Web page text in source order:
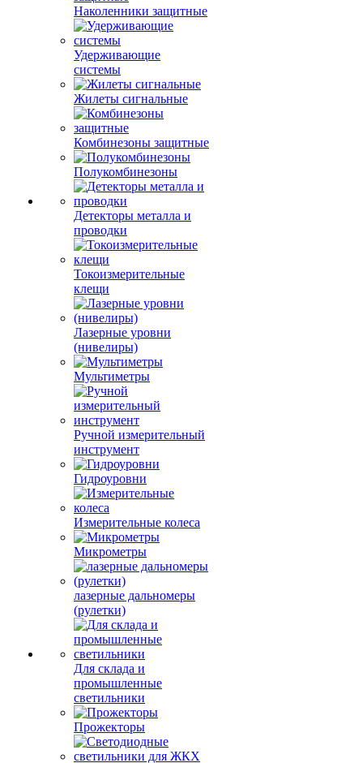
Наколенники защитные
Удерживающие
системы
Жилеты сигнальные
Комбинезоны защитные
Полукомбинезоны
Детекторы металла и
проводки
Токоизмерительные
клещи
Лазерные уровни
(нивелиры)
Мультиметры
Ручной измерительный
инструмент
Гидроуровни
Измерительные колеса
Микрометры
лазерные дальномеры
(рулетки)
Для склада и
промышленные
светильники
Прожекторы